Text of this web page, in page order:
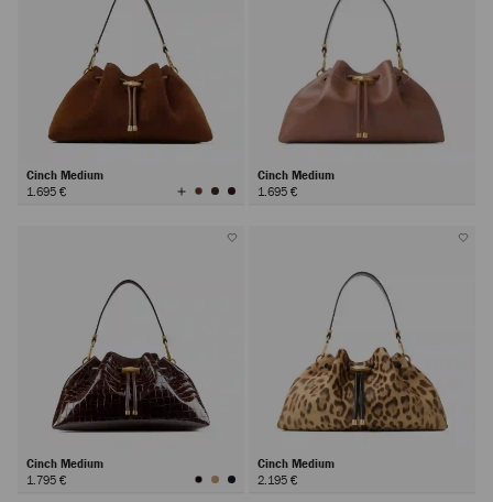
Cinch Medium
1.695 €
Visualizza
tutti
Cinch Medium
1.695 €
Cinch Medium
1.795 €
Cinch Medium
2.195 €